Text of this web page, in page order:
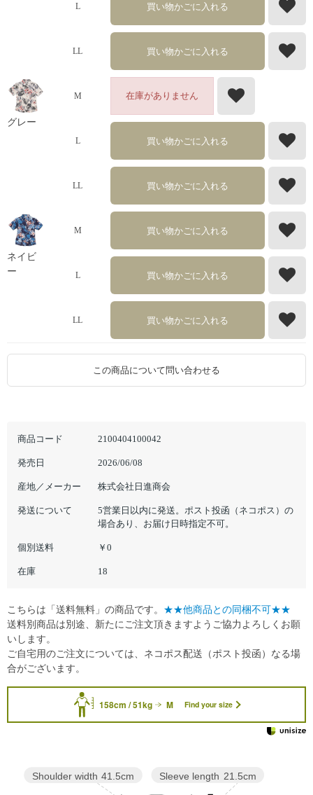
商品コード 2100404100042
発売日 2026/06/08
産地／メーカー 株式会社日進商会
発送について
5営業日以内に発送。ポスト投函（ネコポス）の
場合あり、お届け日時指定不可。
個別送料 ￥0
在庫 18
L 買い物かごに入れる
LL 買い物かごに入れる
グレー
M 在庫がありません
L 買い物かごに入れる
LL 買い物かごに入れる
ネイビ
ー
M 買い物かごに入れる
L 買い物かごに入れる
LL 買い物かごに入れる
この商品について問い合わせる
158cm / 51kg M Find your size
Sleeve length 21.5cm
Shoulder width 41.5cm
こちらは「送料無料」の商品です。 ★★他商品との同梱不可★★
送料別商品は別途、新たにご注文頂きますようご協力よろしくお願
いします。
ご自宅用のご注文については、ネコポス配送（ポスト投函）なる場
合がございます。